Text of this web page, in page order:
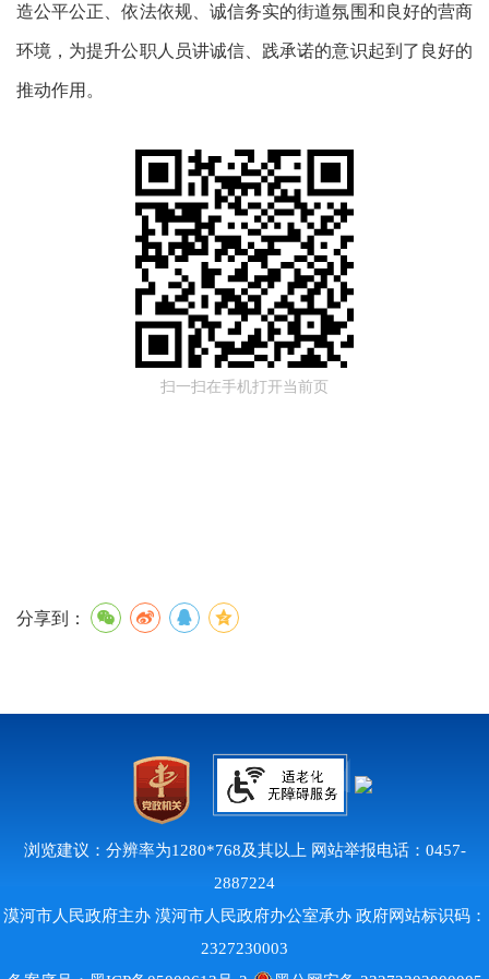
造公平公正、依法依规、诚信务实的街道氛围和良好的营商
环境，为提升公职人员讲诚信、践承诺的意识起到了良好的
推动作用。
扫一扫在手机打开当前页
分享到：
浏览建议：分辨率为1280*768及其以上 网站举报电话：0457-
2887224
漠河市人民政府主办 漠河市人民政府办公室承办 政府网站标识码：
2327230003